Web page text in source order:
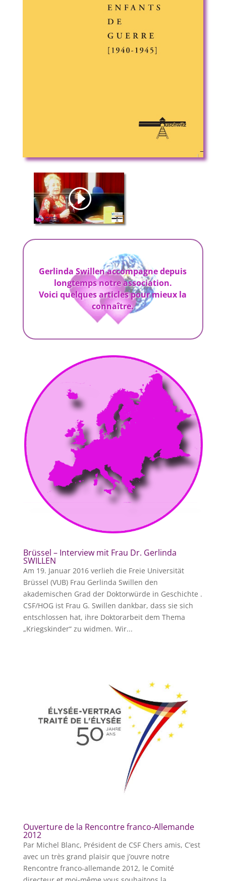
Gerlinda Swillenaccompagnedepuis
longtemps notreassociation.
Voici quelquesarticles pour mieux la
connaître.
Brüssel – Interview mit Frau Dr. Gerlinda
SWILLEN
Am 19. Januar 2016 verlieh die Freie Universität
Brüssel (VUB) Frau Gerlinda Swillen den
akademischen Grad der Doktorwürde in Geschichte .
CSF/HOG ist Frau G. Swillen dankbar, dass sie sich
entschlossen hat, ihre Doktorarbeit dem Thema
„Kriegskinder“ zu widmen. Wir...
Ouverture de la Rencontre franco-Allemande
2012
Par Michel Blanc, Président de CSF Chers amis, C’est
avec un très grand plaisir que j’ouvre notre
Rencontre franco-allemande 2012, le Comité